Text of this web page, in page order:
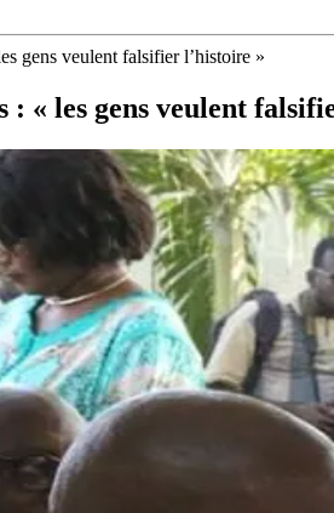
gens veulent falsifier l’histoire »
: « les gens veulent